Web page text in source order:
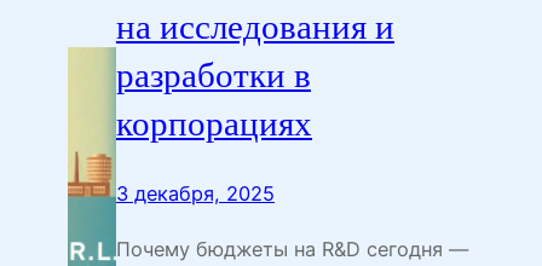
на исследования и
разработки в
корпорациях
3 декабря, 2025
Почему бюджеты на R&D сегодня —